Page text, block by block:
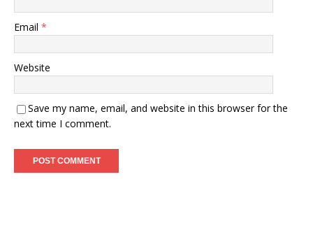
Email *
Website
Save my name, email, and website in this browser for the
next time I comment.